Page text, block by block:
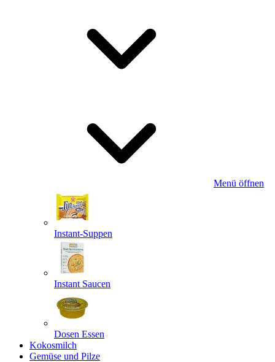
Menü öffnen
Instant-Suppen
Instant Saucen
Dosen Essen
Kokosmilch
Gemüse und Pilze